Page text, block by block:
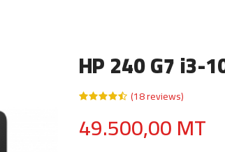
HP 240 G7 i3-
(18 reviews)
49.500,00 MT